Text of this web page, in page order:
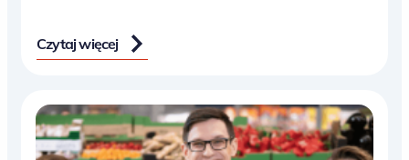
Czytaj więcej